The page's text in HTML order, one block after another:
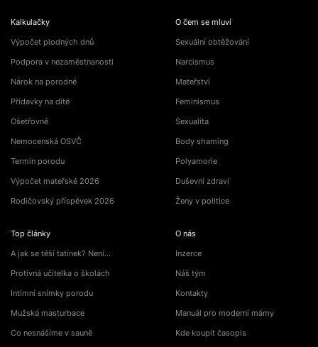
Kalkulačky
Výpočet plodných dnů
Podpora v nezaměstnanosti
Nárok na porodné
Přídavky na dítě
Ošetřovné
Nemocenská OSVČ
Termín porodu
Výpočet mateřské 2026
Rodičovský příspěvek 2026
Top články
A jak se těší tatínek? Není…
Protivná učitelka o školách
Intimní snímky porodu
Mužská masturbace
Co nesnášíme v sauně
O čem se mluví
Sexuální obtěžování
Narcismus
Mateřství
Feminismus
Sexualita
Body shaming
Polyamorie
Duševní zdraví
Ženy v politice
O nás
Inzerce
Náš tým
Kontakty
Manuál pro moderní mámy
Kde koupit časopis